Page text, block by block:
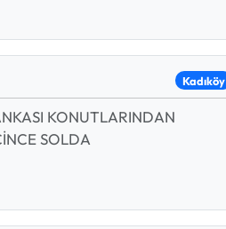
Kadıköy
KONUTLARINDAN
SOLDA